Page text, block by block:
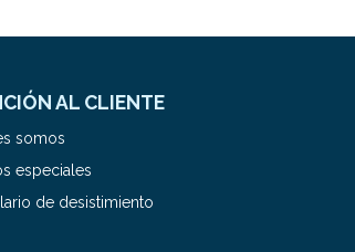
AL CLIENTE
somos
especiales
de desistimiento